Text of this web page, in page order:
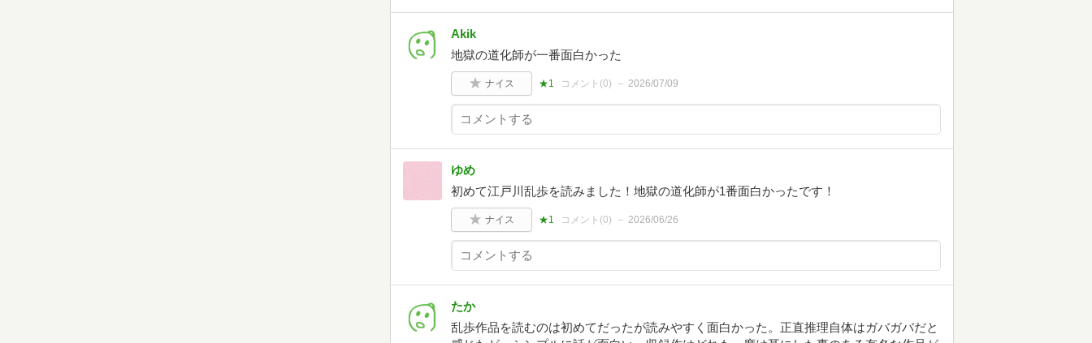
Akik
地獄の道化師が一番面白かった
ナイス ★1 コメント(0) 2026/07/09
ゆめ
初めて江戸川乱歩を読みました！地獄の道化師が1番面白かったです！
ナイス ★1 コメント(0) 2026/06/26
たか
乱歩作品を読むのは初めてだったが読みやすく面白かった。正直推理自体はガバガバだと